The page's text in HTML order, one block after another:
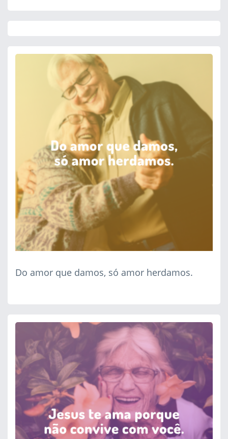
Do amor que damos, só amor herdamos.